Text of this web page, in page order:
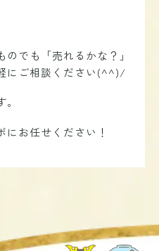
でも「売れるかな？」
にご相談ください(^^)/
お任せください！